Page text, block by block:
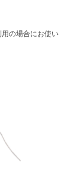
の場合にお使い